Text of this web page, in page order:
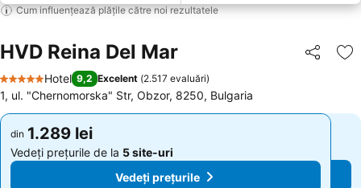
Cum influențează plățile către noi rezultatele
HVD Reina Del Mar Distribuiți
5 Stele
Hotel 9,2 Excelent (2.517 evaluări)
1, ul. "Chernomorska" Str, Obzor, 8250, Bulgaria
din 1.289 lei
Vedeți prețurile de la 5 site-uri
Vedeți prețurile
din 1.289 lei
Vedeți prețurile de la 5 site-uri
Vedeți prețurile